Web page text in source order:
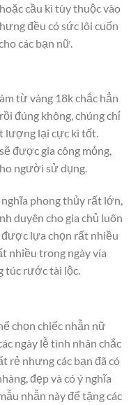
cầu kì tùy thuộc vào
đều có sức lôi cuốn
các bạn nữ.
từ vàng 18k chắc hẳn
đúng không, chúng chỉ
lượng lại cực kì tốt.
được gia công mỏng,
người sử dụng.
phong thủy rất lớn,
duyên cho gia chủ luôn
lựa chọn rất nhiều
nhiều trong ngày vía
túc rước tài lộc.
chọn chiếc nhẫn nữ
ngày lễ tình nhân chắc
rẻ nhưng các bạn đã có
đẹp và có ý nghĩa
nhẫn này để tặng các